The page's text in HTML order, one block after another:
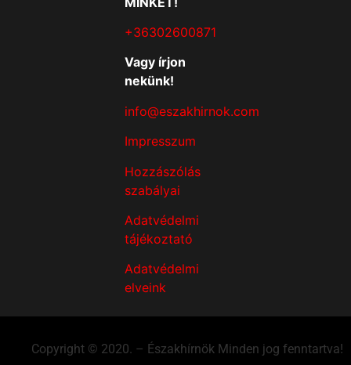
+36302600871
Vagy írjon
nekünk!
info@eszakhirnok.com
Impresszum
Hozzászólás
szabályai
Adatvédelmi
tájékoztató
Adatvédelmi
elveink
Copyright © 2020. – Északhírnök Minden jog fenntartva!